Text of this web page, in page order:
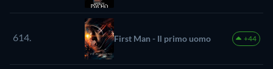
614. First Man - Il primo uomo +44